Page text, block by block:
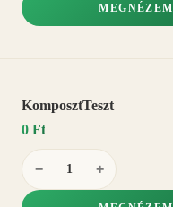
MEGNÉZEM
KomposztTeszt
0 Ft
− +